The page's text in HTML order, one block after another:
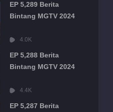
EP 5,289 Berita
Bintang MGTV 2024
4.0K
EP 5,288 Berita
Bintang MGTV 2024
4.4K
EP 5,287 Berita